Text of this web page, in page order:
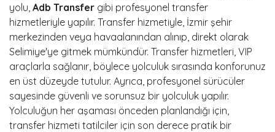
yolu, Adb Transfer gibi profesyonel transfer
hizmetleriyle yapılır. Transfer hizmetiyle, İzmir şehir
merkezinden veya havaalanından alınıp, direkt olarak
Selimiye'ye gitmek mümkündür. Transfer hizmetleri, VIP
araçlarla sağlanır, böylece yolculuk sırasında konforunuz
en üst düzeyde tutulur. Ayrıca, profesyonel sürücüler
sayesinde güvenli ve sorunsuz bir yolculuk yapılır.
Yolculuğun her aşaması önceden planlandığı için,
transfer hizmeti tatilciler için son derece pratik bir